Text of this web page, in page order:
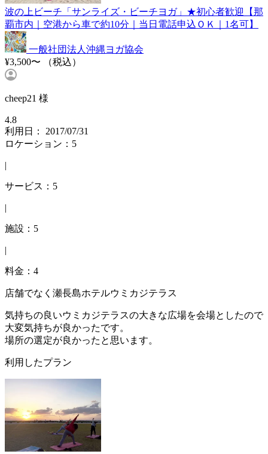
波の上ビーチ「サンライズ・ビーチヨガ」★初心者歓迎【那
覇市内｜空港から車で約10分｜当日電話申込ＯＫ｜1名可】
一般社団法人沖縄ヨガ協会
¥3,500〜
（税込）
cheep21 様
4.8
利用日： 2017/07/31
ロケーション：5
|
サービス：5
|
施設：5
|
料金：4
店舗でなく瀬長島ホテルウミカジテラス
気持ちの良いウミカジテラスの大きな広場を会場としたので
大変気持ちが良かったです。
場所の選定が良かったと思います。
利用したプラン